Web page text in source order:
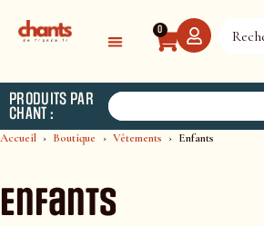
0
PRODUITS PAR
CHANT :
Accueil Boutique Vêtements Enfants
Enfants